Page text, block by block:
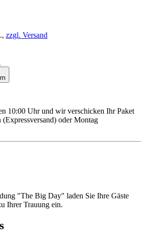
zzgl. Versand
10:00 Uhr und wir verschicken Ihr Paket
oder Montag
"The Big Day" laden Sie Ihre Gäste
Ihrer Trauung ein.